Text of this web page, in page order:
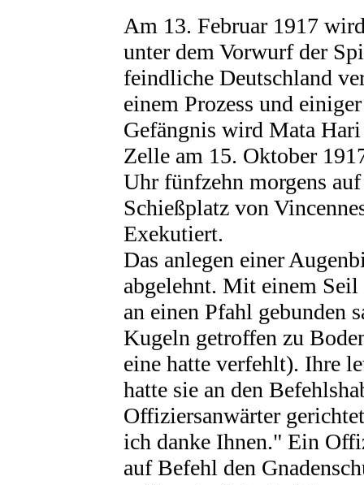
Am 13. Februar 1917
unter dem Vorwurf der
feindliche Deutschland
einem Prozess und
Gefängnis wird Mata
Zelle am 15. Oktober
Uhr fünfzehn morgens
Schießplatz von
Exekutiert.
Das anlegen einer
abgelehnt. Mit einem Seil
an einen Pfahl gebunden
Kugeln getroffen zu
eine hatte verfehlt). Ihre
hatte sie an den
Offiziersanwärter
ich danke Ihnen." Ein
auf Befehl den